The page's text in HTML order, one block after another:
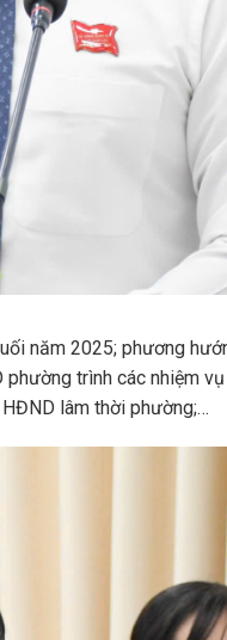
2025; phương
trình các nhiệm
lâm thời phường;…